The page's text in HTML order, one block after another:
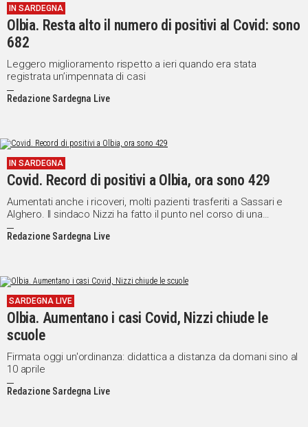
IN SARDEGNA
Olbia. Resta alto il numero di positivi al Covid: sono
682
Leggero miglioramento rispetto a ieri quando era stata
registrata un’impennata di casi
Redazione Sardegna Live
IN SARDEGNA
Covid. Record di positivi a Olbia, ora sono 429
Aumentati anche i ricoveri, molti pazienti trasferiti a Sassari e
Alghero. Il sindaco Nizzi ha fatto il punto nel corso di una
conferenza stampa
Redazione Sardegna Live
SARDEGNA LIVE
Olbia. Aumentano i casi Covid, Nizzi chiude le
scuole
Firmata oggi un'ordinanza: didattica a distanza da domani sino al
10 aprile
Redazione Sardegna Live